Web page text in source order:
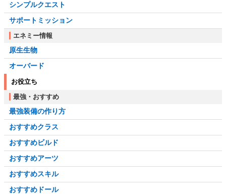
シンプルクエスト
サポートミッション
エネミー情報
原生生物
オーバード
お役立ち
最強・おすすめ
最強装備の作り方
おすすめクラス
おすすめビルド
おすすめアーツ
おすすめスキル
おすすめドール